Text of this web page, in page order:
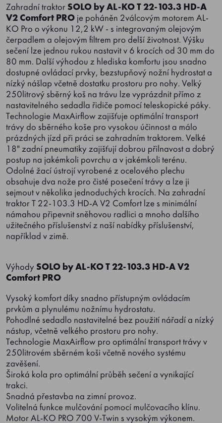
Zahradní traktor SOLO by AL-KO T 22-103.3 HD-A
V2 Comfort PRO je poháněn 2válcovým motorem AL-
KO Pro o výkonu 12,2 kW - s integrovaným olejovým
čerpadlem a olejovým filtrem pro delší životnost. Výšku
sečení lze jednou rukou nastavit v 6 krocích od 30 mm do
80 mm. Další výhodou z hlediska komfortu jsou snadno
dostupné ovládací prvky, bezstupňový nožní hydrostat a
nízký nášlap včetně dostatku prostoru pro nohy. Velký
250litrový sběrný koš na trávu lze vyprázdnit přímo z
nastavitelného sedadla řidiče pomocí teleskopické páky.
Technologie MaxAirflow zajišťuje optimální transport
trávy do sběrného koše pro vysokou účinnost a málo
prázdných jízd při práci se zahradním traktorem. Velké
18" zadní pneumatiky zajišťují dobrou přilnavost a dobrý
postup na jakémkoli povrchu a v jakémkoli terénu.
Odolné žací ústrojí vyrobené z ocelového plechu
obsahuje dva nože pro čisté posečení trávy a lze ji
sejmout v několika jednoduchých krocích. Na zahradní
traktor T 22-103.3 HD-A V2 Comfort lze s minimální
námahou připevnit sněhovou radlici a mnoho dalšího
užitečného příslušenství z naší nabídky příslušenství,
například v zimě.
Výhody SOLO by AL-KO T 22-103.3 HD-A V2
Comfort PRO
Vysoký komfort díky snadno přístupným ovládacím
prvkům a plynulému nožnímu hydrostatu.
Pohodlné sedadlo nastavitelné bez použití nářadí a nízký
nástup, včetně velkého prostoru pro nohy.
Technologie MaxAirflow pro optimální transport trávy v
250litrovém sběrném koši včetně nového systému
zavěšení.
Široká kola pro optimální průběh sečení a vynikající
trakci.
Snadná přestavba na zimní provoz.
Volitelná funkce mulčování pomocí mulčovacího klínu.
Motor AL-KO PRO 700 V-Twin s vysokým výkonem.